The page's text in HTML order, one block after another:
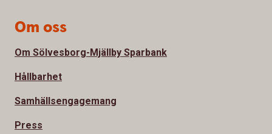
Om oss
Om Sölvesborg-Mjällby Sparbank
Hållbarhet
Samhällsengagemang
Press